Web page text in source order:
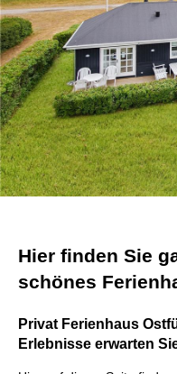
Hier finden Sie
schönes
Privat Ferienhaus
Erlebnisse erwarten